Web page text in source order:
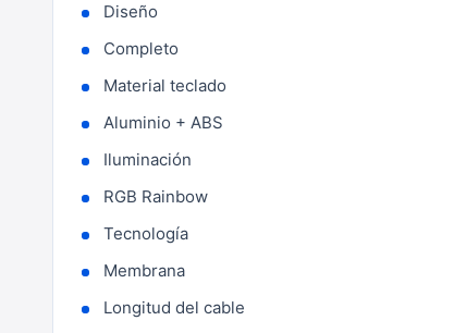
Diseño
Completo
Material teclado
Aluminio + ABS
Iluminación
RGB Rainbow
Tecnología
Membrana
Longitud del cable